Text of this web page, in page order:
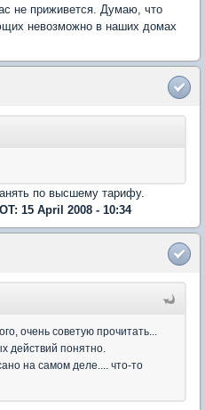
не приживется. Думаю, что
невозможно в наших домах
по высшему тарифу.
15 April 2008 - 10:34
очень советую прочитать...
действий понятно.
на самом деле.... что-то